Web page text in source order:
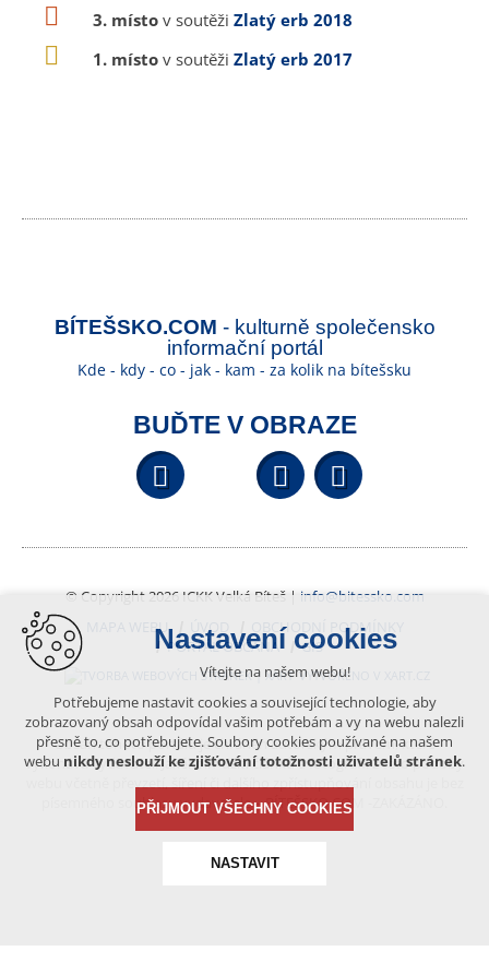
3. místo v soutěži Zlatý erb 2018
1. místo v soutěži Zlatý erb 2017
BÍTEŠSKO.COM - kulturně společensko
informační portál
Kde - kdy - co - jak - kam - za kolik na bítešsku
BUĎTE V OBRAZE
Facebook YouTube
© Copyright 2026 ICKK Velká Bíteš | info@bitessko.com
MAPA WEBU
ÚVOD
OBCHODNÍ PODMÍNKY
PORTÁL OBČANA
GIS
VYTVOŘENO V XART.CZ
Obsah tohoto portálu je chráněn autorským právem, které
vykonává vydavatel. Jakékoliv užití článků a fotografií z této podoby
písemného souhlasu vydavatele – BÍTEŠSKO.COM -ZAKÁZÁNO.
Nastavení cookies
Vítejte na našem webu!
Potřebujeme nastavit cookies a související technologie, aby
zobrazovaný obsah odpovídal vašim potřebám a vy na webu nalezli
přesně to, co potřebujete. Soubory cookies používané na našem
webu nikdy neslouží ke zjišťování totožnosti uživatelů stránek.
PŘIJMOUT VŠECHNY COOKIES
NASTAVIT